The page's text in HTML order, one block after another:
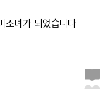
소녀가 되었습니다